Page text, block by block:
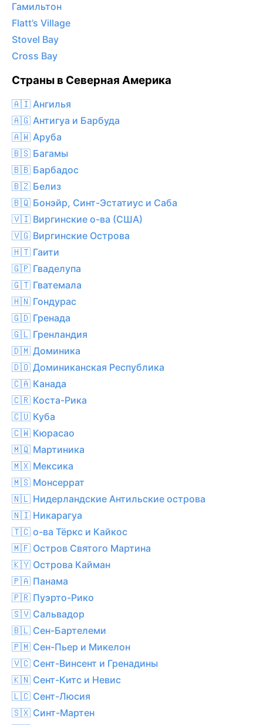
Гамильтон
Flatt’s Village
Stovel Bay
Cross Bay
Страны в Северная Америка
🇦🇮 Ангилья
🇦🇬 Антигуа и Барбуда
🇦🇼 Аруба
🇧🇸 Багамы
🇧🇧 Барбадос
🇧🇿 Белиз
🇧🇶 Бонэйр, Синт-Эстатиус и Саба
🇻🇮 Виргинские о-ва (США)
🇻🇬 Виргинские Острова
🇭🇹 Гаити
🇬🇵 Гваделупа
🇬🇹 Гватемала
🇭🇳 Гондурас
🇬🇩 Гренада
🇬🇱 Гренландия
🇩🇲 Доминика
🇩🇴 Доминиканская Республика
🇨🇦 Канада
🇨🇷 Коста-Рика
🇨🇺 Куба
🇨🇼 Кюрасао
🇲🇶 Мартиника
🇲🇽 Мексика
🇲🇸 Монсеррат
🇳🇱 Нидерландские Антильские острова
🇳🇮 Никарагуа
🇹🇨 о-ва Тёркс и Кайкос
🇲🇫 Остров Святого Мартина
🇰🇾 Острова Кайман
🇵🇦 Панама
🇵🇷 Пуэрто-Рико
🇸🇻 Сальвадор
🇧🇱 Сен-Бартелеми
🇵🇲 Сен-Пьер и Микелон
🇻🇨 Сент-Винсент и Гренадины
🇰🇳 Сент-Китс и Невис
🇱🇨 Сент-Люсия
🇸🇽 Синт-Мартен